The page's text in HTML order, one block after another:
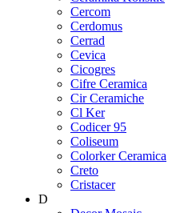
Cercom
Cerdomus
Cerrad
Cevica
Cicogres
Cifre Ceramica
Cir Ceramiche
Cl Ker
Codicer 95
Coliseum
Colorker Ceramica
Creto
Cristacer
D